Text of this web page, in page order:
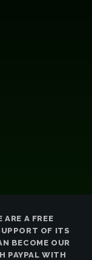
A FREE
OF ITS
BECOME OUR
PAYPAL WITH